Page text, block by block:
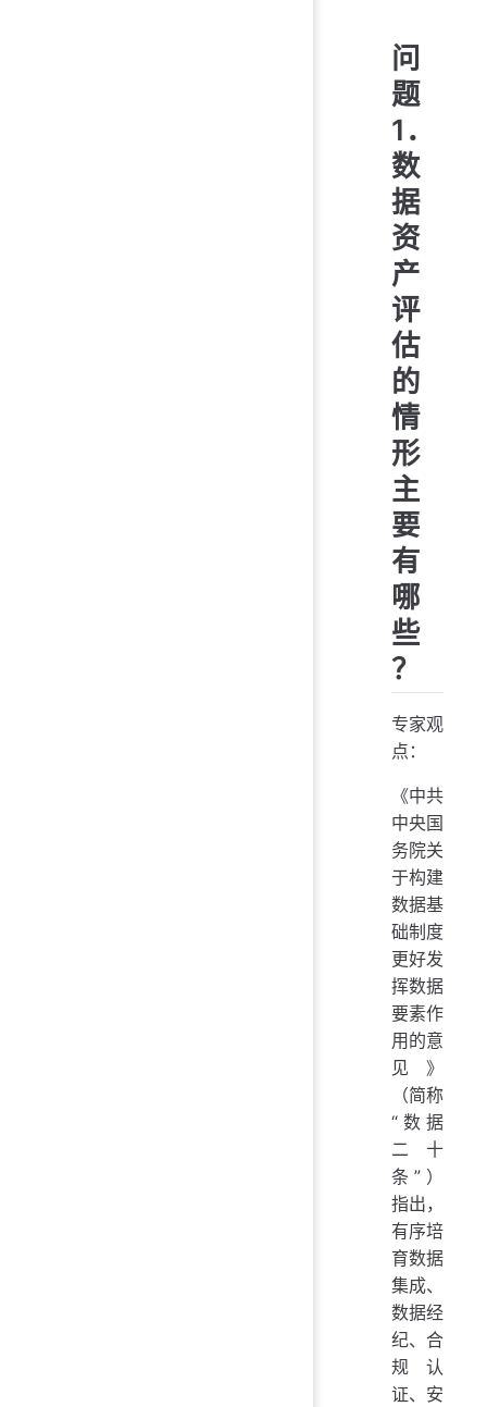
问
题
1．
数
据
资
产
评
估
的
情
形
主
要
有
哪
些
？
专家观
点：
《中共
中央国
务院关
于构建
数据基
础制度
更好发
挥数据
要素作
用的意
见》
（简称
“数据
二十
条”）
指出，
有序培
育数据
集成、
数据经
纪、合
规认
证、安